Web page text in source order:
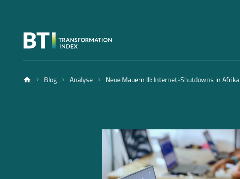
Blog Analyse Neue Mauern III: Internet-Shutdowns in Afrika